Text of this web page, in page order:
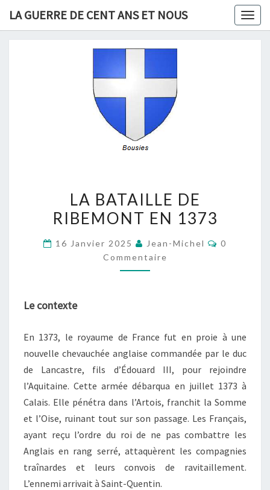
content
LA GUERRE DE CENT ANS ET NOUS
BATAILLE
EN
1373
LA BATAILLE DE
RIBEMONT EN 1373
16 Janvier 2025 Jean-Michel
0
Commentaire
Le contexte
En 1373, le royaume de France fut en proie à une
nouvelle chevauchée anglaise commandée par le duc
de Lancastre, fils d’Édouard III, pour rejoindre
l’Aquitaine. Cette armée débarqua en juillet 1373 à
Calais. Elle pénétra dans l’Artois, franchit la Somme
et l’Oise, ruinant tout sur son passage. Les Français,
ayant reçu l’ordre du roi de ne pas combattre les
Anglais en rang serré, attaquèrent les compagnies
traînardes et leurs convois de ravitaillement.
L’ennemi arrivait à Saint-Quentin.